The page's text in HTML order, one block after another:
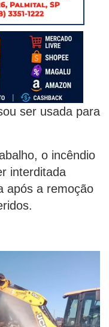
ser usada para
o incêndio
interditada
após a remoção